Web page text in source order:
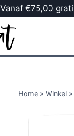
Vanaf €75,00
Home » Winkel »